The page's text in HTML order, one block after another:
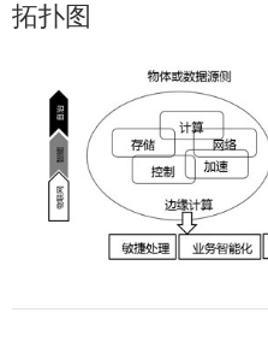
拓扑图